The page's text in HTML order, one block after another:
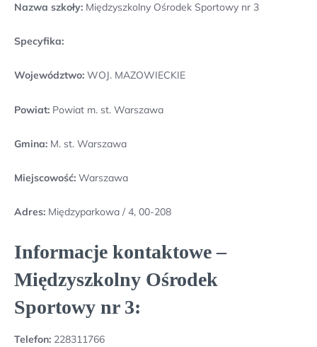
Nazwa szkoły: Międzyszkolny Ośrodek Sportowy nr 3
Specyfika:
Województwo: WOJ. MAZOWIECKIE
Powiat: Powiat m. st. Warszawa
Gmina: M. st. Warszawa
Miejscowość: Warszawa
Adres: Międzyparkowa / 4, 00-208
Informacje kontaktowe –
Międzyszkolny Ośrodek
Sportowy nr 3:
Telefon: 228311766